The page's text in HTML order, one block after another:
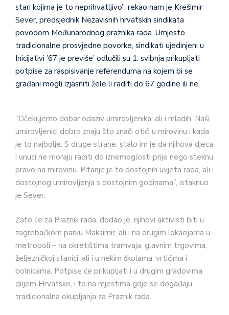
stari kojima je to neprihvatljivo”, rekao nam je Krešimir
Sever, predsjednik Nezavisnih hrvatskih sindikata
povodom Međunarodnog praznika rada. Umjesto
tradicionalne prosvjedne povorke, sindikati ujedinjeni u
Inicijativi ’67 je previše’ odlučili su 1. svibnja prikupljati
potpise za raspisivanje referenduma na kojem bi se
građani mogli izjasniti žele li raditi do 67 godine ili ne.
“Očekujemo dobar odaziv umirovljenika, ali i mladih. Naši
umirovljenici dobro znaju što znači otići u mirovinu i kada
je to najbolje. S druge strane, stalo im je da njihova djeca
i unuci ne moraju raditi do iznemoglosti prije nego steknu
pravo na mirovinu. Pitanje je to dostojnih uvjeta rada, ali i
dostojnog umirovljenja s dostojnim godinama”, istaknuo
je Sever.
Zato će za Praznik rada, dodao je, njihovi aktivisti biti u
zagrebačkom parku Maksimir, ali i na drugim lokacijama u
metropoli – na okretištima tramvaja, glavnim trgovima,
željezničkoj stanici, ali i u nekim školama, vrtićima i
bolnicama. Potpise će prikupljati i u drugim gradovima
diljem Hrvatske, i to na mjestima gdje se događaju
tradicionalna okupljanja za Praznik rada.